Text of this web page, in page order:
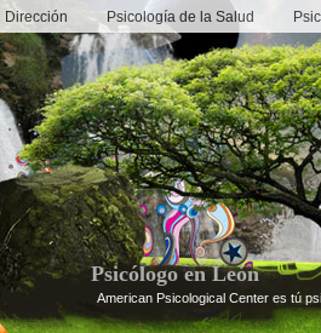
Dirección Psicología de la Salud
Psicólogo en León
American Psicological Center es tú